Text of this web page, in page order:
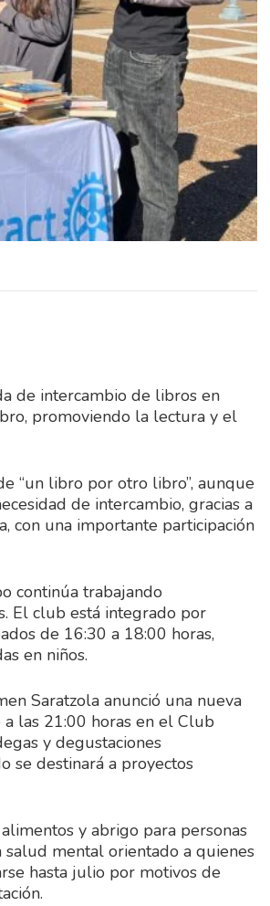
de intercambio de libros en
promoviendo la lectura y el
“un libro por otro libro”, aunque
de intercambio, gracias a
con una importante participación
continúa trabajando
El club está integrado por
de 16:30 a 18:00 horas,
en niños.
Saratzola anunció una nueva
las 21:00 horas en el Club
y degustaciones
se destinará a proyectos
y abrigo para personas
mental orientado a quienes
hasta julio por motivos de
Instituto Uruguayo de Meteorología
incorporará durante 2027 dos
radares meteorológicos y
en funcionamiento un sistema…